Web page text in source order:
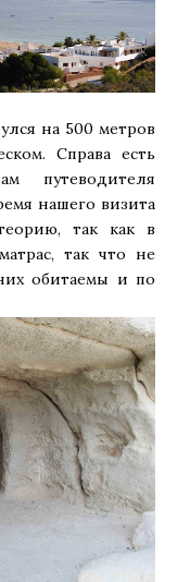
на 500 метров
Справа есть
путеводителя
нашего визита
так как в
так что не
обитаемы и по